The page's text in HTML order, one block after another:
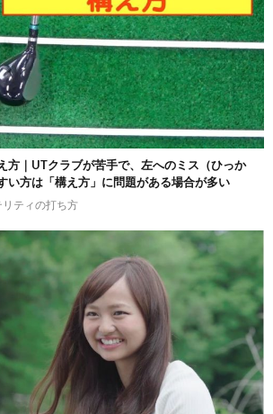
方｜UTクラブが苦手で、左へのミス（ひっか
い方は「構え方」に問題がある場合が多い
リティの打ち方